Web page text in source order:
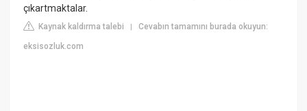
çıkartmaktalar.
Kaynak kaldırma talebi |Cevabın tamamını burada okuyun:
eksisozluk.com